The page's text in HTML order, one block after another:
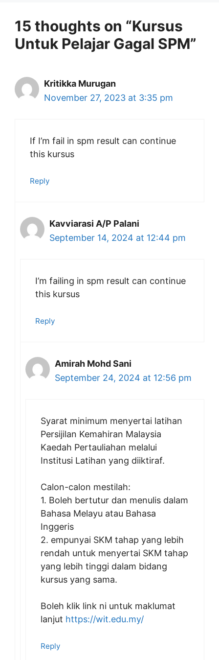
15 thoughts on “Kursus
Untuk Pelajar Gagal SPM”
Kritikka Murugan
November 27, 2023 at 3:35 pm
If I’m fail in spm result can continue
this kursus
Reply
Kavviarasi A/P Palani
September 14, 2024 at 12:44 pm
I’m failing in spm result can continue
this kursus
Reply
Amirah Mohd Sani
September 24, 2024 at 12:56 pm
Syarat minimum menyertai latihan
Persijilan Kemahiran Malaysia
Kaedah Pertauliahan melalui
Institusi Latihan yang diiktiraf.
Calon-calon mestilah:
1. Boleh bertutur dan menulis dalam
Bahasa Melayu atau Bahasa
Inggeris
2. empunyai SKM tahap yang lebih
rendah untuk menyertai SKM tahap
yang lebih tinggi dalam bidang
kursus yang sama.
Boleh klik link ni untuk maklumat
lanjut https://wit.edu.my/
Reply